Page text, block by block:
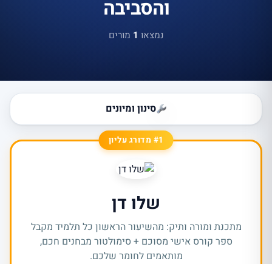
והסביבה
נמצאו 1 מורים
סינון ומיונים
#1 מדורג עליון
שלו דן
מתכנת ומורה ותיק: מהשיעור הראשון כל תלמיד מקבל
ספר קורס אישי מסוכם + סימולטור מבחנים חכם,
מותאמים לחומר שלכם.